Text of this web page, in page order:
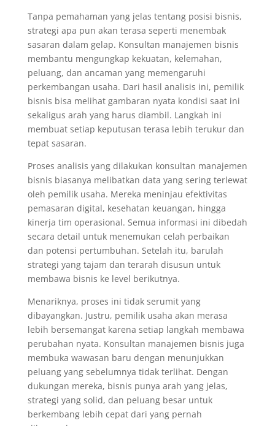
Tanpa pemahaman yang jelas tentang posisi bisnis,
strategi apa pun akan terasa seperti menembak
sasaran dalam gelap. Konsultan manajemen bisnis
membantu mengungkap kekuatan, kelemahan,
peluang, dan ancaman yang memengaruhi
perkembangan usaha. Dari hasil analisis ini, pemilik
bisnis bisa melihat gambaran nyata kondisi saat ini
sekaligus arah yang harus diambil. Langkah ini
membuat setiap keputusan terasa lebih terukur dan
tepat sasaran.
Proses analisis yang dilakukan konsultan manajemen
bisnis biasanya melibatkan data yang sering terlewat
oleh pemilik usaha. Mereka meninjau efektivitas
pemasaran digital, kesehatan keuangan, hingga
kinerja tim operasional. Semua informasi ini dibedah
secara detail untuk menemukan celah perbaikan
dan potensi pertumbuhan. Setelah itu, barulah
strategi yang tajam dan terarah disusun untuk
membawa bisnis ke level berikutnya.
Menariknya, proses ini tidak serumit yang
dibayangkan. Justru, pemilik usaha akan merasa
lebih bersemangat karena setiap langkah membawa
perubahan nyata. Konsultan manajemen bisnis juga
membuka wawasan baru dengan menunjukkan
peluang yang sebelumnya tidak terlihat. Dengan
dukungan mereka, bisnis punya arah yang jelas,
strategi yang solid, dan peluang besar untuk
berkembang lebih cepat dari yang pernah